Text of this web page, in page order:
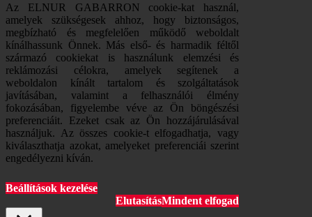
Az ELNUR GABARRON cookie-kat használ,
amelyek szükségesek ahhoz, hogy biztonságos,
megbízható és megfelelően működő weboldalt
kínálhassunk Önnek. Más első- és harmadik féltől
származó cookiekat is használunk elemzési és
reklámozási célokra, amelyek segítenek a
weboldalon kínált tartalom és szolgáltatások
javításában, valamint a felhasználói élmény
fokozásában, figyelembe véve az Ön böngészési
preferenciáit. Ezeket csak az Ön hozzájárulásával
használjuk. Az összes cookie-t elfogadhatja, vagy
kiválaszthatja azokat, amelyeket preferenciái szerint
engedélyezni kíván.
Beállítások kezelése
ElutasításMindent elfogad